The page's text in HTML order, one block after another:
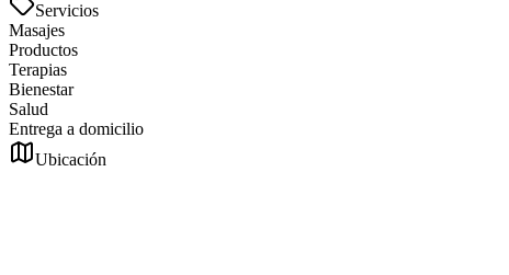
Servicios
Masajes
Productos
Terapias
Bienestar
Salud
Entrega a domicilio
Ubicación